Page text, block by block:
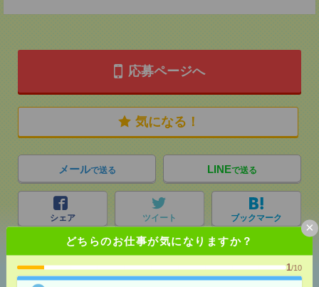
どちらのお仕事が気になりますか？
1/10
×
応募ページへ
気になる！
メールで送る LINEで送る
シェア ツイート ブックマーク
あなたの閲覧履歴からの